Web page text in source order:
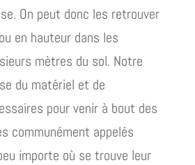
On peut donc les retrouver
en hauteur dans les
mètres du sol. Notre
du matériel et de
pour venir à bout des
communément appelés
importe où se trouve leur